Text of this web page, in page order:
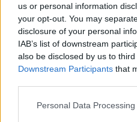
us or personal information
your opt-out. You may
disclosure of your personal
IAB’s list of downstream
also be disclosed by us to
Downstream Participants that
Personal Data
Commenti
Accedioregistrati